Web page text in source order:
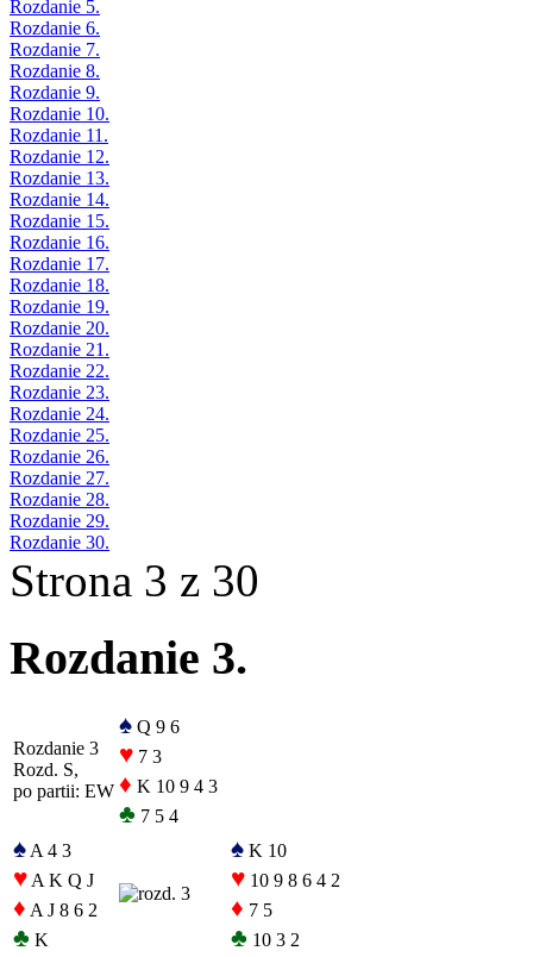
Rozdanie 5.
Rozdanie 6.
Rozdanie 7.
Rozdanie 8.
Rozdanie 9.
Rozdanie 10.
Rozdanie 11.
Rozdanie 12.
Rozdanie 13.
Rozdanie 14.
Rozdanie 15.
Rozdanie 16.
Rozdanie 17.
Rozdanie 18.
Rozdanie 19.
Rozdanie 20.
Rozdanie 21.
Rozdanie 22.
Rozdanie 23.
Rozdanie 24.
Rozdanie 25.
Rozdanie 26.
Rozdanie 27.
Rozdanie 28.
Rozdanie 29.
Rozdanie 30.
Strona 3 z 30
Rozdanie 3.
Rozdanie 3
Rozd. S,
po partii: EW
♠ Q 9 6
♥ 7 3
♦ K 10 9 4 3
♣ 7 5 4
♠ A 4 3
♥ A K Q J
♦ A J 8 6 2
♣ K
♠ K 10
♥ 10 9 8 6 4 2
♦ 7 5
♣ 10 3 2